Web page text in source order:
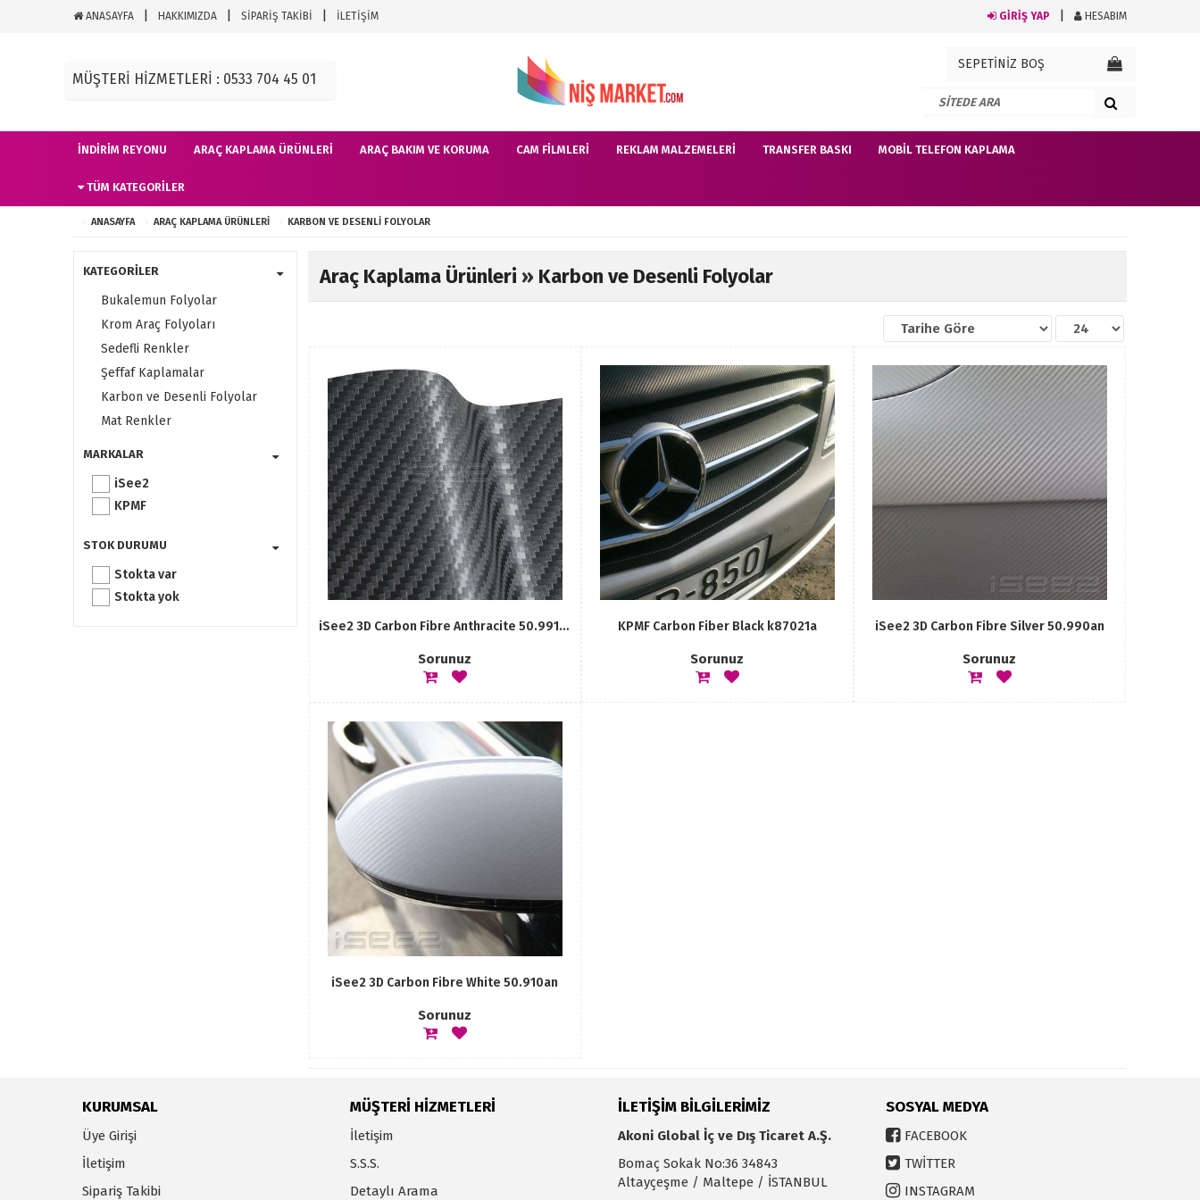
ANASAYFA HAKKIMIZDA SİPARİŞ TAKİBİ İLETİŞİM GİRİŞ YAP HESABIM
MÜŞTERİ HİZMETLERİ : 0533 704 45 01
SEPETİNİZ BOŞ
İNDIRIM REYONU ARAÇ KAPLAMA ÜRÜNLERI ARAÇ BAKIM VE KORUMA CAM FILMLERI REKLAM MALZEMELERI TRANSFER BASKI MOBIL TELEFON KAPLAMA
TÜM KATEGORILER
ANASAYFA ARAÇ KAPLAMA ÜRÜNLERI KARBON VE DESENLI FOLYOLAR
KATEGORİLER
Bukalemun Folyolar
Krom Araç Folyoları
Sedefli Renkler
Şeffaf Kaplamalar
Karbon ve Desenli Folyolar
Mat Renkler
Fonksiyonel Folyolar
MARKALAR
iSee2
KPMF
STOK DURUMU
Stokta var
Stokta yok
Araç Kaplama Ürünleri » Karbon ve Desenli Folyolar
iSee2 3D Carbon Fibre Anthracite 50.991an
Sorunuz
KPMF Carbon Fiber Black k87021a
Sorunuz
iSee2 3D Carbon Fibre Silver 50.990an
Sorunuz
iSee2 3D Carbon Fibre White 50.910an
Sorunuz
KURUMSAL
Üye Girişi
İletişim
Sipariş Takibi
MÜŞTERİ HİZMETLERİ
İletişim
S.S.S.
Detaylı Arama
İLETİŞİM BİLGİLERİMİZ
Akoni Global İç ve Dış Ticaret A.Ş.
Bomaç Sokak No:36 34843
Altayçeşme / Maltepe / İSTANBUL
SOSYAL MEDYA
FACEBOOK
TWİTTER
INSTAGRAM